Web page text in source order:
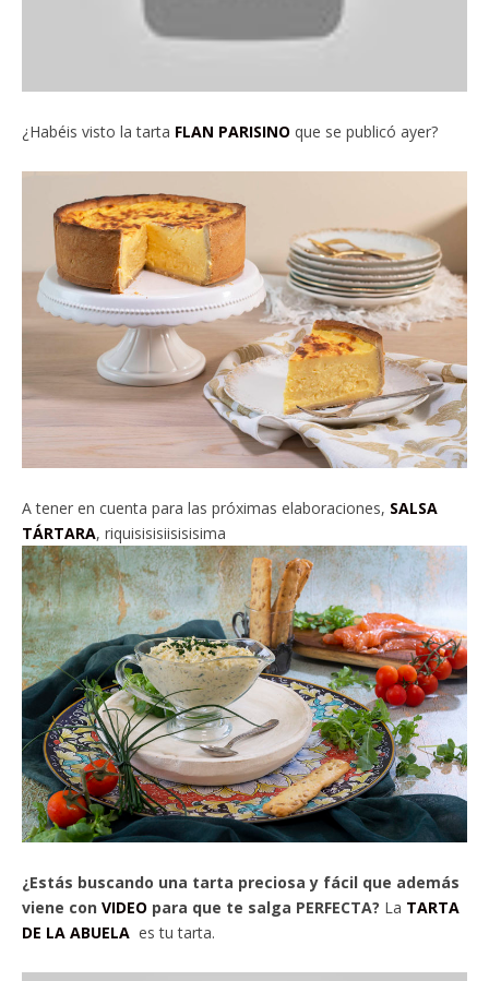
¿Habéis visto la tarta FLAN PARISINO que se publicó ayer?
A tener en cuenta para las próximas elaboraciones, SALSA
TÁRTARA, riquisisisiisisisima
¿Estás buscando una tarta preciosa y fácil que además
viene con VIDEO para que te salga PERFECTA? La TARTA
DE LA ABUELA es tu tarta.